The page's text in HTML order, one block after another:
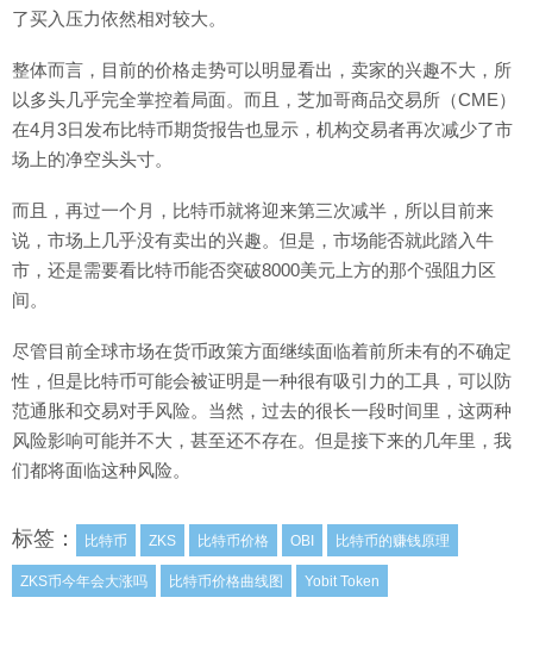
了买入压力依然相对较大。
整体而言，目前的价格走势可以明显看出，卖家的兴趣不大，所
以多头几乎完全掌控着局面。而且，芝加哥商品交易所（CME）
在4月3日发布比特币期货报告也显示，机构交易者再次减少了市
场上的净空头头寸。
而且，再过一个月，比特币就将迎来第三次减半，所以目前来
说，市场上几乎没有卖出的兴趣。但是，市场能否就此踏入牛
市，还是需要看比特币能否突破8000美元上方的那个强阻力区
间。
尽管目前全球市场在货币政策方面继续面临着前所未有的不确定
性，但是比特币可能会被证明是一种很有吸引力的工具，可以防
范通胀和交易对手风险。当然，过去的很长一段时间里，这两种
风险影响可能并不大，甚至还不存在。但是接下来的几年里，我
们都将面临这种风险。
标签： 比特币 ZKS 比特币价格 OBI 比特币的赚钱原理
ZKS币今年会大涨吗 比特币价格曲线图 Yobit Token